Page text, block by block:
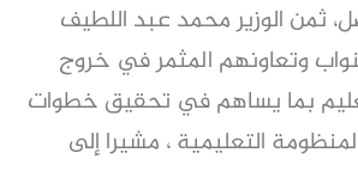
ثمن الوزير محمد عبد اللطيف
وتعاونهم المثمر في خروج
بما يساهم في تحقيق خطوات
التعليمية ، مشيرا إلى